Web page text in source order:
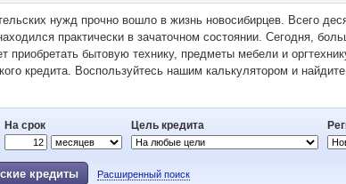
нужд прочно вошло в жизнь новосибирцев. Всего
практически в зачаточном состоянии. Сегодня,
приобретать бытовую технику, предметы мебели и
кредита. Воспользуйтесь нашим калькулятором и
На срок Цель кредита
кредиты Расширенный поиск